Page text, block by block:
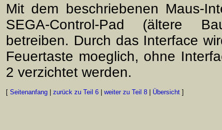
Mit dem beschriebenen Maus-
SEGA-Control-Pad (ältere
betreiben. Durch das Interface
Feuertaste moeglich, ohne
2 verzichtet werden.
[ Seitenanfang zurück zu Teil 6 weiter zu Teil 8 Übersicht ]